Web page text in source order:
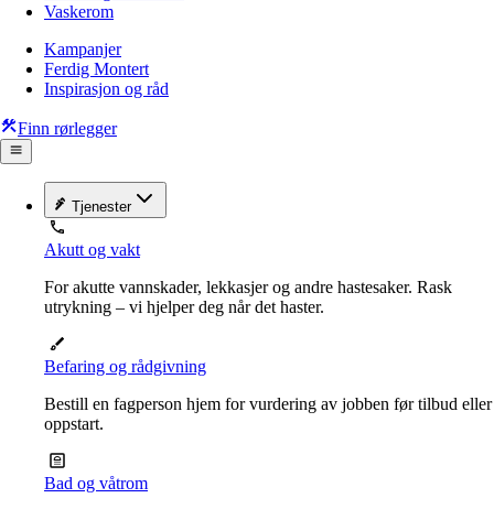
Vaskerom
Kampanjer
Ferdig Montert
Inspirasjon og råd
Finn rørlegger
Tjenester
Akutt og vakt
For akutte vannskader, lekkasjer og andre hastesaker. Rask
utrykning – vi hjelper deg når det haster.
Befaring og rådgivning
Bestill en fagperson hjem for vurdering av jobben før tilbud eller
oppstart.
Bad og våtrom